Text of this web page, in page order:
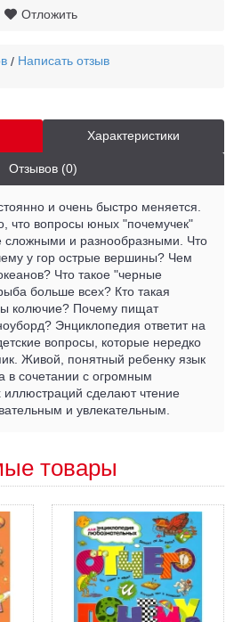
Отложить
/ Написать отзыв
Характеристики
Отзывов (0)
и очень быстро меняется.
что вопросы юных "почемучек"
сложными и разнообразными. Что
у гор острые вершины? Чем
Что такое "черные
больше всех? Кто такая
колючие? Почему пищат
Энциклопедия ответит на
вопросы, которые нередко
Живой, понятный ребенку язык
в сочетании с огромным
иллюстраций сделают чтение
и увлекательным.
товары